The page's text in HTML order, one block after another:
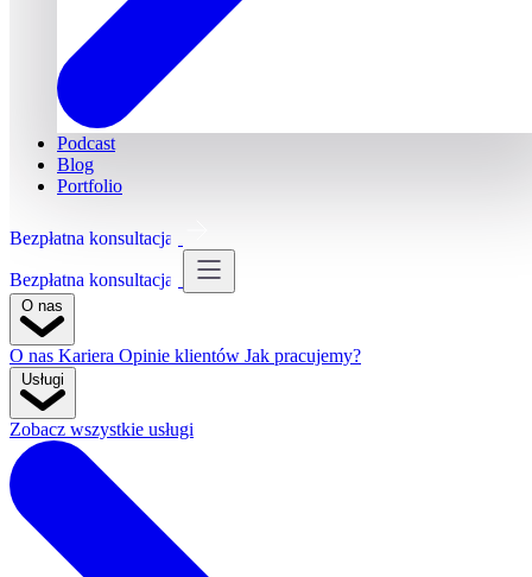
Podcast
Blog
Portfolio
Bezpłatna konsultacja
Bezpłatna konsultacja
O nas Kariera Opinie klientów Jak pracujemy?
Zobacz wszystkie usługi